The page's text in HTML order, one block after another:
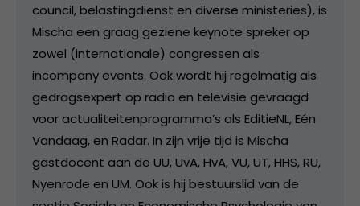
council, belastingdienst en diverse ministeries), is
Mischa een graag geziene keynote spreker op
zowel (internationale) congressen als
incompany events. Ook wordt hij regelmatig als
gedragsexpert op radio en televisie gevraagd
voor actualiteitenprogramma’s als EditieNL, Eén
Vandaag, en Radar. In zijn vrije tijd is Mischa
gastdocent aan de UU, UvA, HvA, VU, UT, HHS, RU,
Nyenrode en UM. Ook is hij bestuurslid van de